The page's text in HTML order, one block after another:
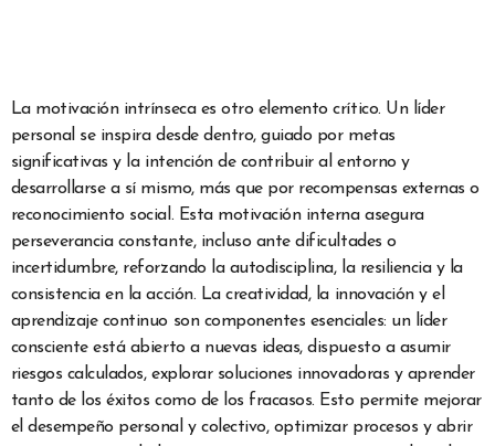
La motivación intrínseca es otro elemento crítico. Un líder
personal se inspira desde dentro, guiado por metas
significativas y la intención de contribuir al entorno y
desarrollarse a sí mismo, más que por recompensas externas o
reconocimiento social. Esta motivación interna asegura
perseverancia constante, incluso ante dificultades o
incertidumbre, reforzando la autodisciplina, la resiliencia y la
consistencia en la acción. La creatividad, la innovación y el
aprendizaje continuo son componentes esenciales: un líder
consciente está abierto a nuevas ideas, dispuesto a asumir
riesgos calculados, explorar soluciones innovadoras y aprender
tanto de los éxitos como de los fracasos. Esto permite mejorar
el desempeño personal y colectivo, optimizar procesos y abrir